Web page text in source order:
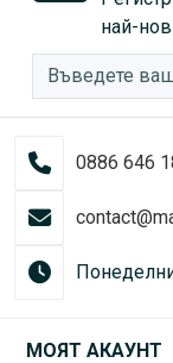
най-
0886 646
МОЯТ АКАУНТ